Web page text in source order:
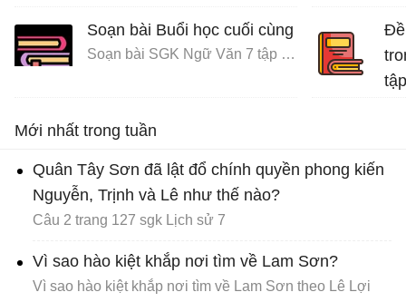
Soạn bài Buổi học cuối cùng
Soạn bài SGK Ngữ Văn 7 tập 1 Cánh diều
Đề
Mới nhất trong tuần
Quân Tây Sơn đã lật đổ chính quyền phong kiến
Nguyễn, Trịnh và Lê như thế nào?
Câu 2 trang 127 sgk Lịch sử 7
Vì sao hào kiệt khắp nơi tìm về Lam Sơn?
Vì sao hào kiệt khắp nơi tìm về Lam Sơn theo Lê Lợi